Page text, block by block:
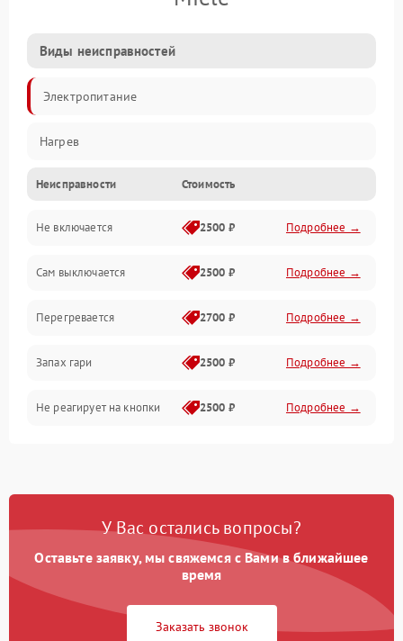
Виды неисправностей
Электропитание
Нагрев
Неисправности Стоимость
Не включается 2500 ₽ Подробнее →
Сам выключается 2500 ₽ Подробнее →
Перегревается 2700 ₽ Подробнее →
Запах гари 2500 ₽ Подробнее →
Не реагирует на кнопки 2500 ₽ Подробнее →
У Вас остались вопросы?
Оставьте заявку, мы свяжемся с Вами в ближайшее
время
Заказать звонок